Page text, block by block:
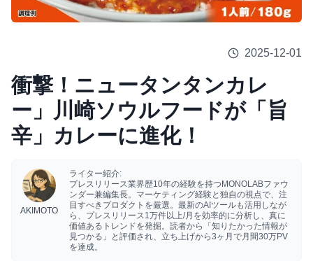
2025-12-01
衝撃！ニュータンタンカレ
ー」川崎ソウルフードが「旨
辛」カレーに進化！
AKIMOTO
ライター紹介:
プレスリリース業界歴10年の経験を持つMONOLABファウ
ンダー兼編集長。マーケティング経験と独自の視点で、注
目すべきプロダクトを厳選。最新のAIツールも活用しなが
ら、プレスリリース1万件以上/月を効率的に分析し、真に
価値あるトレンドを発掘。読者から「知りたかった情報が
見つかる」と評価され、立ち上げから3ヶ月で月間30万PV
を達成。